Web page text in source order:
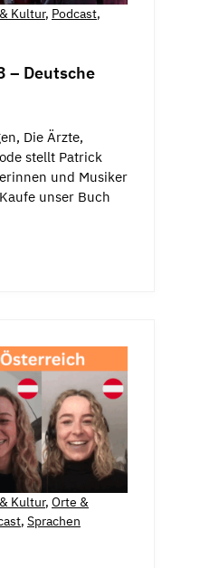
Kultur, Podcast,
– Deutsche
Die Ärzte,
stellt Patrick
und Musiker
unser Buch
Kultur, Orte &
, Sprachen